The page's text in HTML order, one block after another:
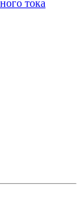
тока